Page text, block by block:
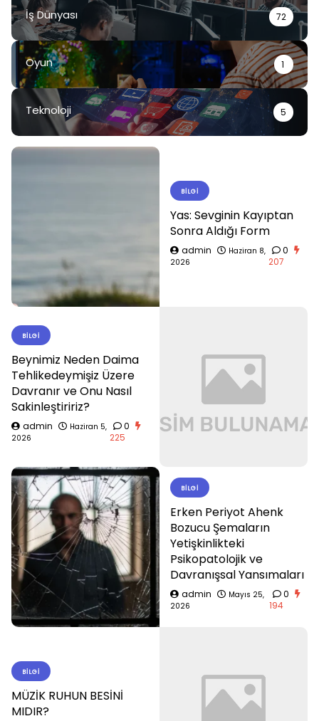
İş Dünyası 72
Oyun 1
Teknoloji 5
BILGI
Yas: Sevginin Kayıptan
Sonra Aldığı Form
admin
Haziran 8,
2026
0
207
BILGI
Beynimiz Neden Daima
Tehlikedeymişiz Üzere
Davranır ve Onu Nasıl
Sakinleştiririz?
admin
Haziran 5,
2026
0
225
BILGI
Erken Periyot Ahenk
Bozucu Şemaların
Yetişkinlikteki
Psikopatolojik ve
Davranışsal Yansımaları
admin
Mayıs 25,
2026
0
194
BILGI
MÜZİK RUHUN BESİNİ
MIDIR?